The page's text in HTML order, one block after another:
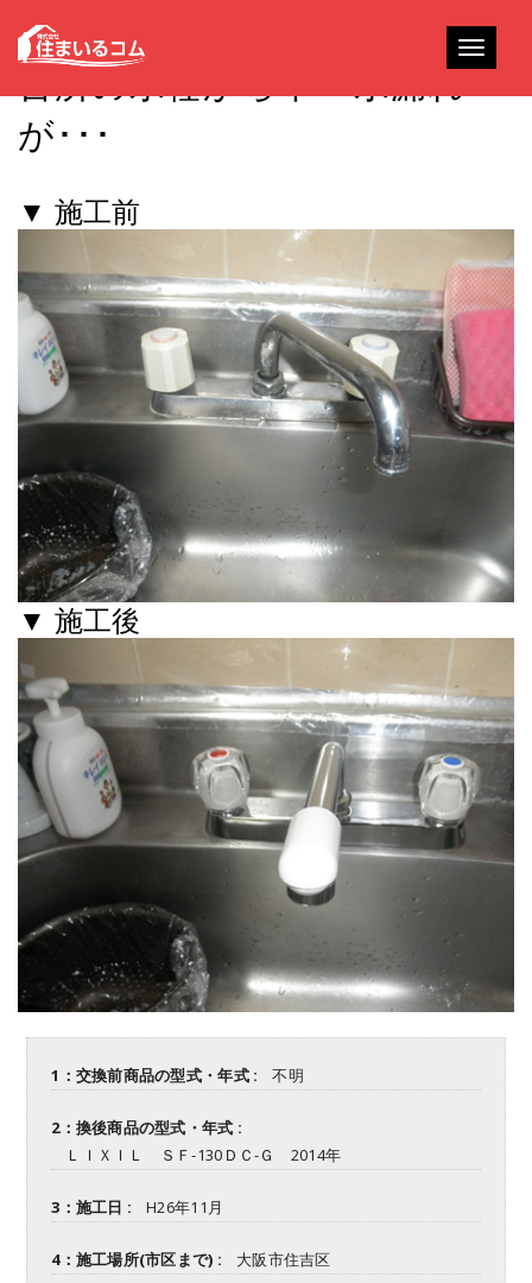
Toggle
台所の水栓から下へ水漏れ
が･･･
▼ 施工前
▼ 施工後
1：交換前商品の型式・年式 : 不明
2：換後商品の型式・年式 :
ＬＩＸＩＬ ＳＦ-130ＤＣ-Ｇ 2014年
3：施工日 : H26年11月
4：施工場所(市区まで) : 大阪市住吉区